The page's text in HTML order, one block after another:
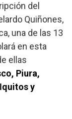
del
Quiñones,
una de las 13
en esta
ellas
Piura,
y